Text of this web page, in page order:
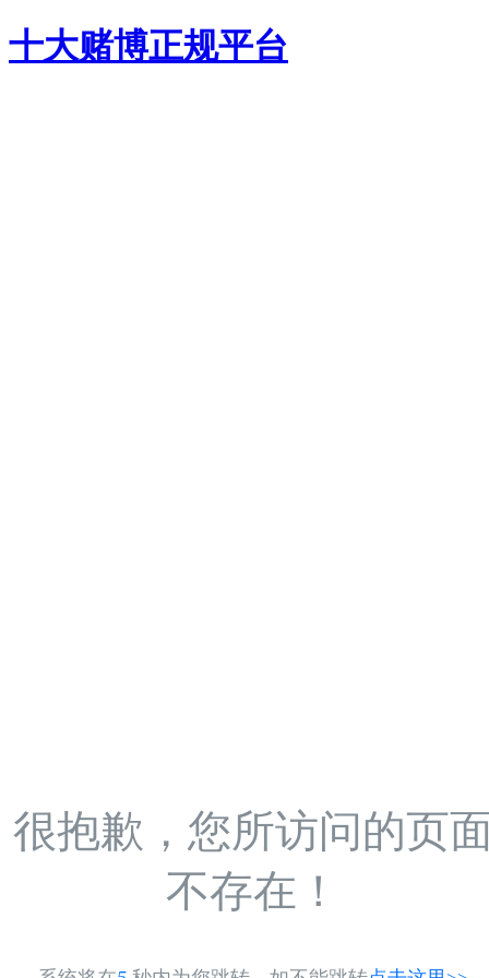
十大赌博正规平台
很抱歉，您所访问的页
不存在！